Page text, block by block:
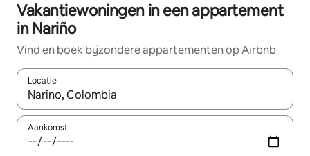
Vakantiewoningen in een appartement
in Nariño
Vind en boek bijzondere appartementen op Airbnb
Locatie
Wanneer er suggesties beschikbaar zijn, maak je een keuze
Aankomst